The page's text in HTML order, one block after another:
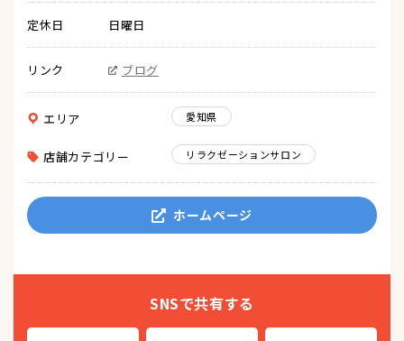
定休日 日曜日
リンク ブログ
エリア 愛知県
店舗カテゴリー リラクゼーションサロン
ホームページ
SNSで共有する